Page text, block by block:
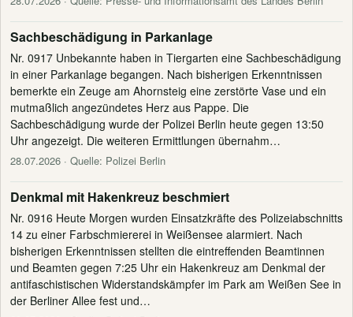
Sachbeschädigung in Parkanlage
Nr. 0917 Unbekannte haben in Tiergarten eine Sachbeschädigung
in einer Parkanlage begangen. Nach bisherigen Erkenntnissen
bemerkte ein Zeuge am Ahornsteig eine zerstörte Vase und ein
mutmaßlich angezündetes Herz aus Pappe. Die
Sachbeschädigung wurde der Polizei Berlin heute gegen 13:50
Uhr angezeigt. Die weiteren Ermittlungen übernahm…
28.07.2026 · Quelle: Polizei Berlin
Denkmal mit Hakenkreuz beschmiert
Nr. 0916 Heute Morgen wurden Einsatzkräfte des Polizeiabschnitts
14 zu einer Farbschmiererei in Weißensee alarmiert. Nach
bisherigen Erkenntnissen stellten die eintreffenden Beamtinnen
und Beamten gegen 7:25 Uhr ein Hakenkreuz am Denkmal der
antifaschistischen Widerstandskämpfer im Park am Weißen See in
der Berliner Allee fest und…